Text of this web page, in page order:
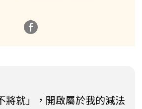
將就」，開啟屬於我的減法